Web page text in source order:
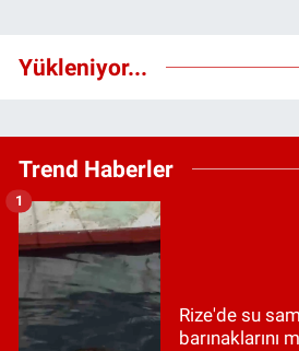
Yükleniyor...
Trend Haberler
Rize'de su
barınaklarını
1